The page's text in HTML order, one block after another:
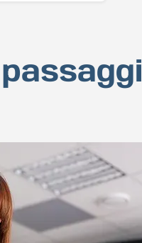
passaggi